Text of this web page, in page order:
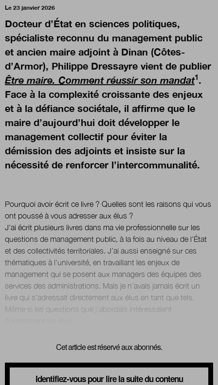
Nous suivre sur Twittersur
Le 23 janvier 2026
Docteur d’État en sciences politiques,
spécialiste reconnu du management public
et ancien maire adjoint à Dinan (Côtes-
d’Armor), Philippe Dressayre vient de publier
Être maire. Comment réussir son mandat1.
Face à la complexité croissante des enjeux
et à la défiance sociétale, il affirme que le
maire d’aujourd’hui doit développer le
management collectif pour éviter la
démission des adjoints et insiste sur la
nécessité de renforcer l’intercommunalité.
Pourquoi avoir écrit ce livre ? Quelles sont les raisons qui vous
ont poussé à vous adresser aux élus ?
J’ai écrit plusieurs livres dans ma vie professionnelle sur les
questions de management public, à la fois au niveau de l’État
et des collectivités territoriales. J’ai aussi enseigné sur ces
thématiques à l’université, en travaillant les enjeux de
management qui se posent aux managers des équipes des
services des administrations. Mais je n’avais jamais écrit un
livre qui s’adressait directement aux élus en tant que tels.
Même si les questions que j’abordais intéressaient
Cet article est réservé aux abonnés.
Identifiez-vous pour lire la suite du contenu